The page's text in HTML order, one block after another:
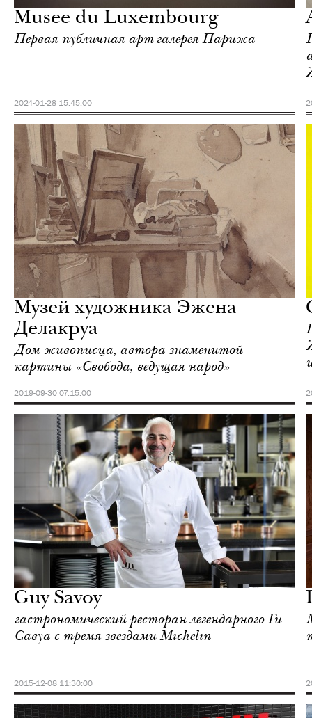
Musee du Luxembourg
Первая публичная арт-галерея Парижа
2024-01-28 15:45:00
Музей художника Эжена
Делакруа
Дом живописца, автора знаменитой
картины «Свобода, ведущая народ»
2019-09-30 07:15:00
Guy Savoy
гастрономический ресторан легендарного Ги
Савуа c тремя звездами Michelin
2015-12-08 11:30:00